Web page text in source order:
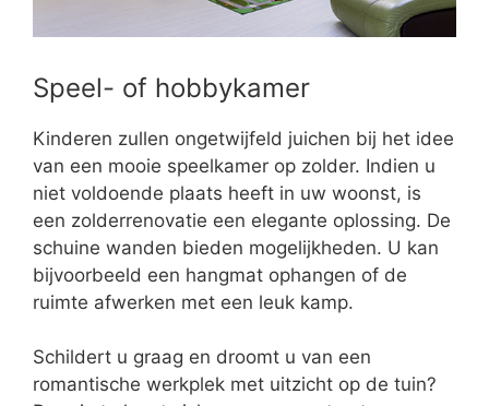
Speel- of hobbykamer
Kinderen zullen ongetwijfeld juichen bij het idee
van een mooie speelkamer op zolder. Indien u
niet voldoende plaats heeft in uw woonst, is
een zolderrenovatie een elegante oplossing. De
schuine wanden bieden mogelijkheden. U kan
bijvoorbeeld een hangmat ophangen of de
ruimte afwerken met een leuk kamp.
Schildert u graag en droomt u van een
romantische werkplek met uitzicht op de tuin?